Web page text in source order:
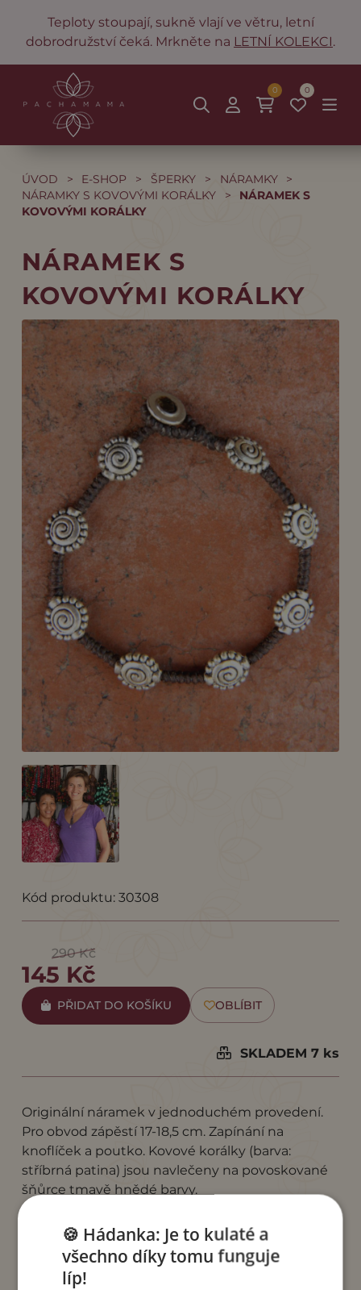
Teploty stoupají, sukně vlají ve větru, letní
dobrodružství čeká. Mrkněte na LETNÍ KOLEKCI.
0
0
ÚVOD > E-SHOP > ŠPERKY > NÁRAMKY
>
NÁRAMKY S KOVOVÝMI KORÁLKY
>
NÁRAMEK S
KOVOVÝMI KORÁLKY
NÁRAMEK S
KOVOVÝMI KORÁLKY
Kód produktu: 30308
290 Kč
145 Kč
PŘIDAT DO KOŠÍKU OBLÍBIT
SKLADEM 7 ks
Originální náramek v jednoduchém provedení.
Pro obvod zápěstí 17-18,5 cm. Zapínání na
knoflíček a poutko. Kovové korálky (barva:
stříbrná patina) jsou navlečeny na povoskované
šňůrce tmavě hnědé barvy.
Nyoman v Indonésii. Paní Nyoman pracovala
dlouhá léta jako pouliční prodavačka. Před 7 lety
si pronajala svůj první kamenný obchod a dnes je
🍪 Hádanka: Je to kulaté a
všechno díky tomu funguje
líp!